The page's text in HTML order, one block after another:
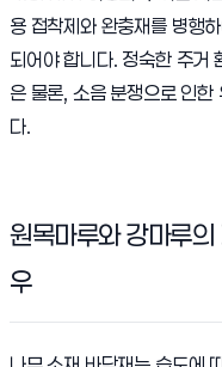
용 접착제와 완충재를 병행
되어야 합니다. 정숙한 주거
은 물론, 소음 분쟁으로 인한
다.
원목마루와 강마루
우